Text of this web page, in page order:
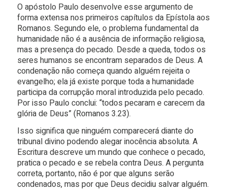
O apóstolo Paulo desenvolve esse argumento de
forma extensa nos primeiros capítulos da Epístola aos
Romanos. Segundo ele, o problema fundamental da
humanidade não é a ausência de informação religiosa,
mas a presença do pecado. Desde a queda, todos os
seres humanos se encontram separados de Deus. A
condenação não começa quando alguém rejeita o
evangelho; ela já existe porque toda a humanidade
participa da corrupção moral introduzida pelo pecado.
Por isso Paulo conclui: “todos pecaram e carecem da
glória de Deus” (Romanos 3.23).
Isso significa que ninguém comparecerá diante do
tribunal divino podendo alegar inocência absoluta. A
Escritura descreve um mundo que conhece o pecado,
pratica o pecado e se rebela contra Deus. A pergunta
correta, portanto, não é por que alguns serão
condenados, mas por que Deus decidiu salvar alguém.